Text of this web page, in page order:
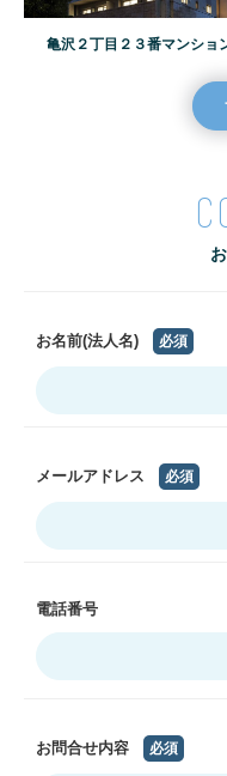
亀沢２丁目２３番マンショ
お名前(法人名) 必須
メールアドレス 必須
電話番号
お問合せ内容 必須